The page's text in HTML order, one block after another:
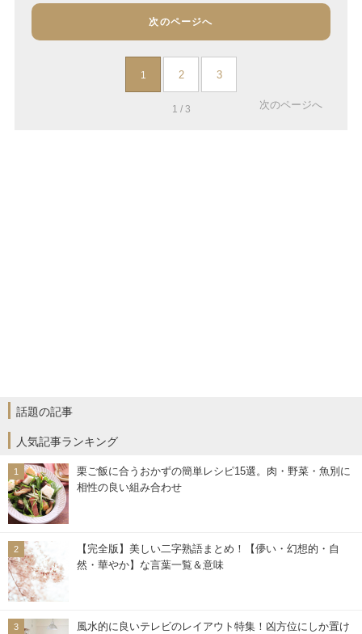
次のページへ
1 2 3
1 / 3 次のページへ
話題の記事
人気記事ランキング
栗ご飯に合うおかずの簡単レシピ15選。肉・野菜・魚別に
相性の良い組み合わせ
【完全版】美しい二字熟語まとめ！【儚い・幻想的・自
然・華やか】な言葉一覧＆意味
風水的に良いテレビのレイアウト特集！凶方位にしか置け